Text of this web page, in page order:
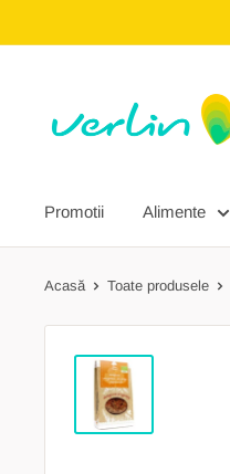
la
Promotii Alimente
Acasă Toate produsele